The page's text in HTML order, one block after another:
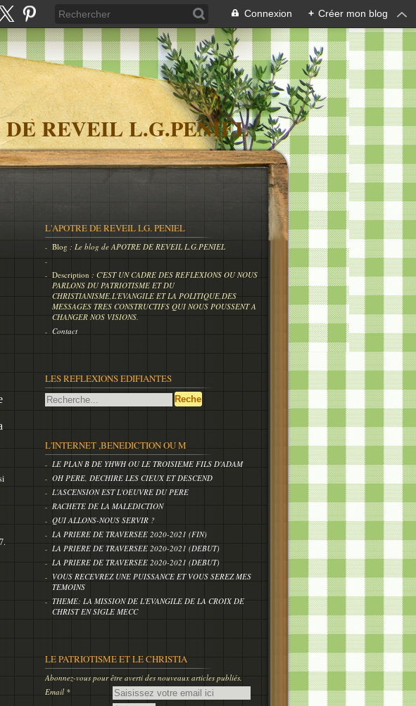
Connexion + Créer mon blog
DE REVEIL L.G.PENIEL
.
L'APOTRE DE REVEIL LG. PENIEL
Blog : Le blog de APOTRE DE REVEIL L.G.PENIEL
Description : C'EST UN CADRE DES REFLEXIONS OU NOUS
PARLONS DU PATRIOTISME ET DU
CHRISTIANISME,L'EVANGILE ET LA POLITIQUE,DES
MESSAGES TRES CONSTRUCTIFS QUI NOUS POUSSENT A
CHANGER NOS VISIONS.
Contact
LES REFLEXIONS EDIFIANTES
L'INTERNET ,BENEDICTION OU M
LE PLAN B DE YHWH OU LE TROISIEME FILS D'ADAM
OH PERE, DECHIRE LES CIEUX ET DESCEND
L'ASCENSION EST L'OEUVRE DU PERE
RACHETE DE LA MALEDICTION
QUI ALLONS-NOUS SERVIR ?
LA PRIERE DE TRAVERSEE 2020-2021 (FIN)
LA PRIERE DE TRAVERSEE 2020-2021 (DEBUT)
LA PRIERE DE TRAVERSEE 2020-2021 (DEBUT)
VOUS RECEVREZ UNE PUISSANCE ET VOUS SEREZ MES
TEMOINS
THEME: LA MISSION DE L'EVANGILE DE LA CROIX DE
CHRIST EN SIGLE MECC
LE PATRIOTISME ET LE CHRISTIA
Abonnez-vous pour être averti des nouveaux articles publiés.
Email